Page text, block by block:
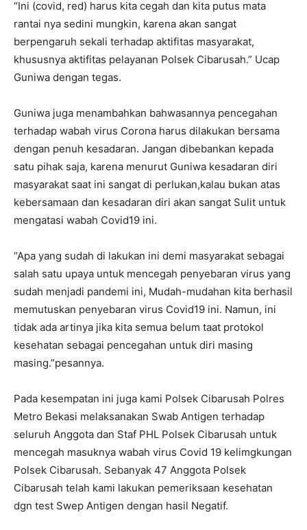
“Ini (covid, red) harus kita cegah dan kita putus mata
rantai nya sedini mungkin, karena akan sangat
berpengaruh sekali terhadap aktifitas masyarakat,
khususnya aktifitas pelayanan Polsek Cibarusah.” Ucap
Guniwa dengan tegas.
Guniwa juga menambahkan bahwasannya pencegahan
terhadap wabah virus Corona harus dilakukan bersama
dengan penuh kesadaran. Jangan dibebankan kepada
satu pihak saja, karena menurut Guniwa kesadaran diri
masyarakat saat ini sangat di perlukan,kalau bukan atas
kebersamaan dan kesadaran diri akan sangat Sulit untuk
mengatasi wabah Covid19 ini.
“Apa yang sudah di lakukan ini demi masyarakat sebagai
salah satu upaya untuk mencegah penyebaran virus yang
sudah menjadi pandemi ini, Mudah-mudahan kita berhasil
memutuskan penyebaran virus Covid19 ini. Namun, ini
tidak ada artinya jika kita semua belum taat protokol
kesehatan sebagai pencegahan untuk diri masing
masing.”pesannya.
Pada kesempatan ini juga kami Polsek Cibarusah Polres
Metro Bekasi melaksanakan Swab Antigen terhadap
seluruh Anggota dan Staf PHL Polsek Cibarusah untuk
mencegah masuknya wabah virus Covid 19 kelimgkungan
Polsek Cibarusah. Sebanyak 47 Anggota Polsek
Cibarusah telah kami lakukan pemeriksaan kesehatan
dgn test Swep Antigen dengan hasil Negatif.